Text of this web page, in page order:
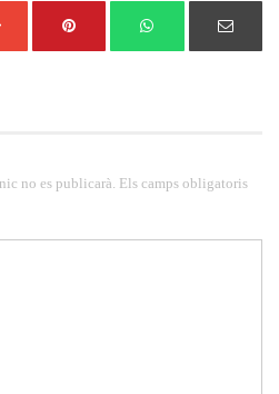
no es publicarà. Els camps obligatoris